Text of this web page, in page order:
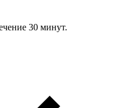
30 минут.